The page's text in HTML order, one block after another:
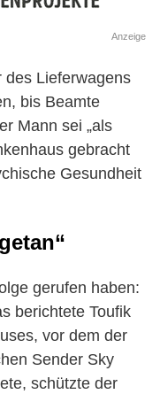
Anzeige
des Lieferwagens
bis Beamte
Mann sei „als
gebracht
Gesundheit
gerufen haben:
berichtete Toufik
vor dem der
Sender Sky
schützte der